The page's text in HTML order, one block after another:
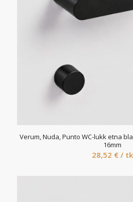
Verum, Nuda, Punto WC-lukk etna
16mm
28,52 € / tk